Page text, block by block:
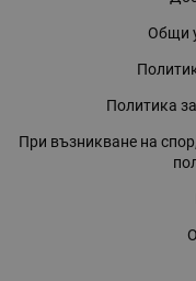
Общи
Политика
При възникване на